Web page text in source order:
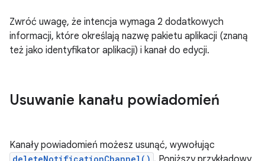
Zwróć uwagę, że intencja wymaga 2 dodatkowych
informacji, które określają nazwę pakietu aplikacji (znaną
też jako identyfikator aplikacji) i kanał do edycji.
Usuwanie kanału powiadomień
Kanały powiadomień możesz usunąć, wywołując